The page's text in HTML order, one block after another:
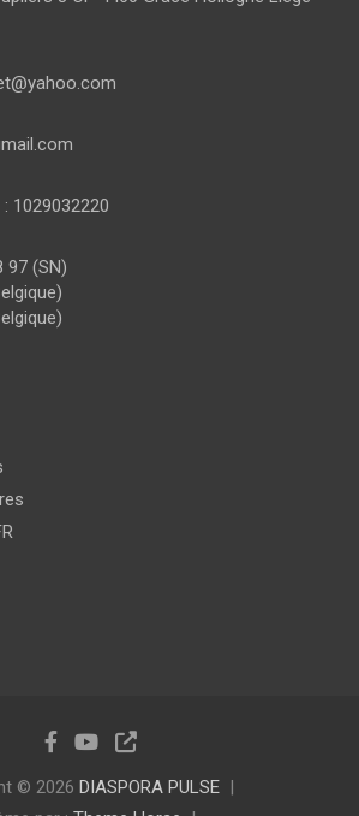
1029032220
97 (SN)
© 2026 DIASPORA PULSE